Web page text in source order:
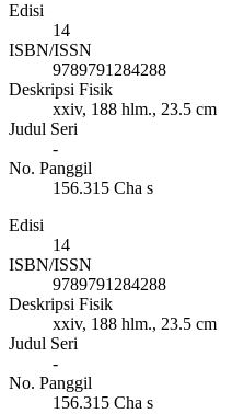
Edisi
14
ISBN/ISSN
9789791284288
Deskripsi Fisik
xxiv, 188 hlm., 23.5 cm
Judul Seri
-
No. Panggil
156.315 Cha s
Edisi
14
ISBN/ISSN
9789791284288
Deskripsi Fisik
xxiv, 188 hlm., 23.5 cm
Judul Seri
-
No. Panggil
156.315 Cha s